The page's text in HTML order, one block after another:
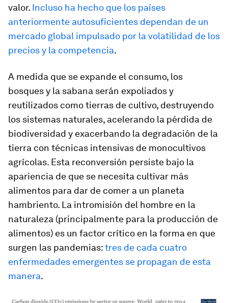
valor. Incluso ha hecho que los países
anteriormente autosuficientes dependan de un
mercado global impulsado por la volatilidad de los
precios y la competencia.
A medida que se expande el consumo, los
bosques y la sabana serán expoliados y
reutilizados como tierras de cultivo, destruyendo
los sistemas naturales, acelerando la pérdida de
biodiversidad y exacerbando la degradación de la
tierra con técnicas intensivas de monocultivos
agrícolas. Esta reconversión persiste bajo la
apariencia de que se necesita cultivar más
alimentos para dar de comer a un planeta
hambriento. La intromisión del hombre en la
naturaleza (principalmente para la producción de
alimentos) es un factor crítico en la forma en que
surgen las pandemias:tres de cada cuatro
enfermedades emergentes se propagan de esta
manera.